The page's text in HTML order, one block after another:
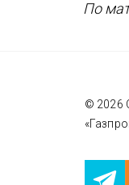
По
© 2026